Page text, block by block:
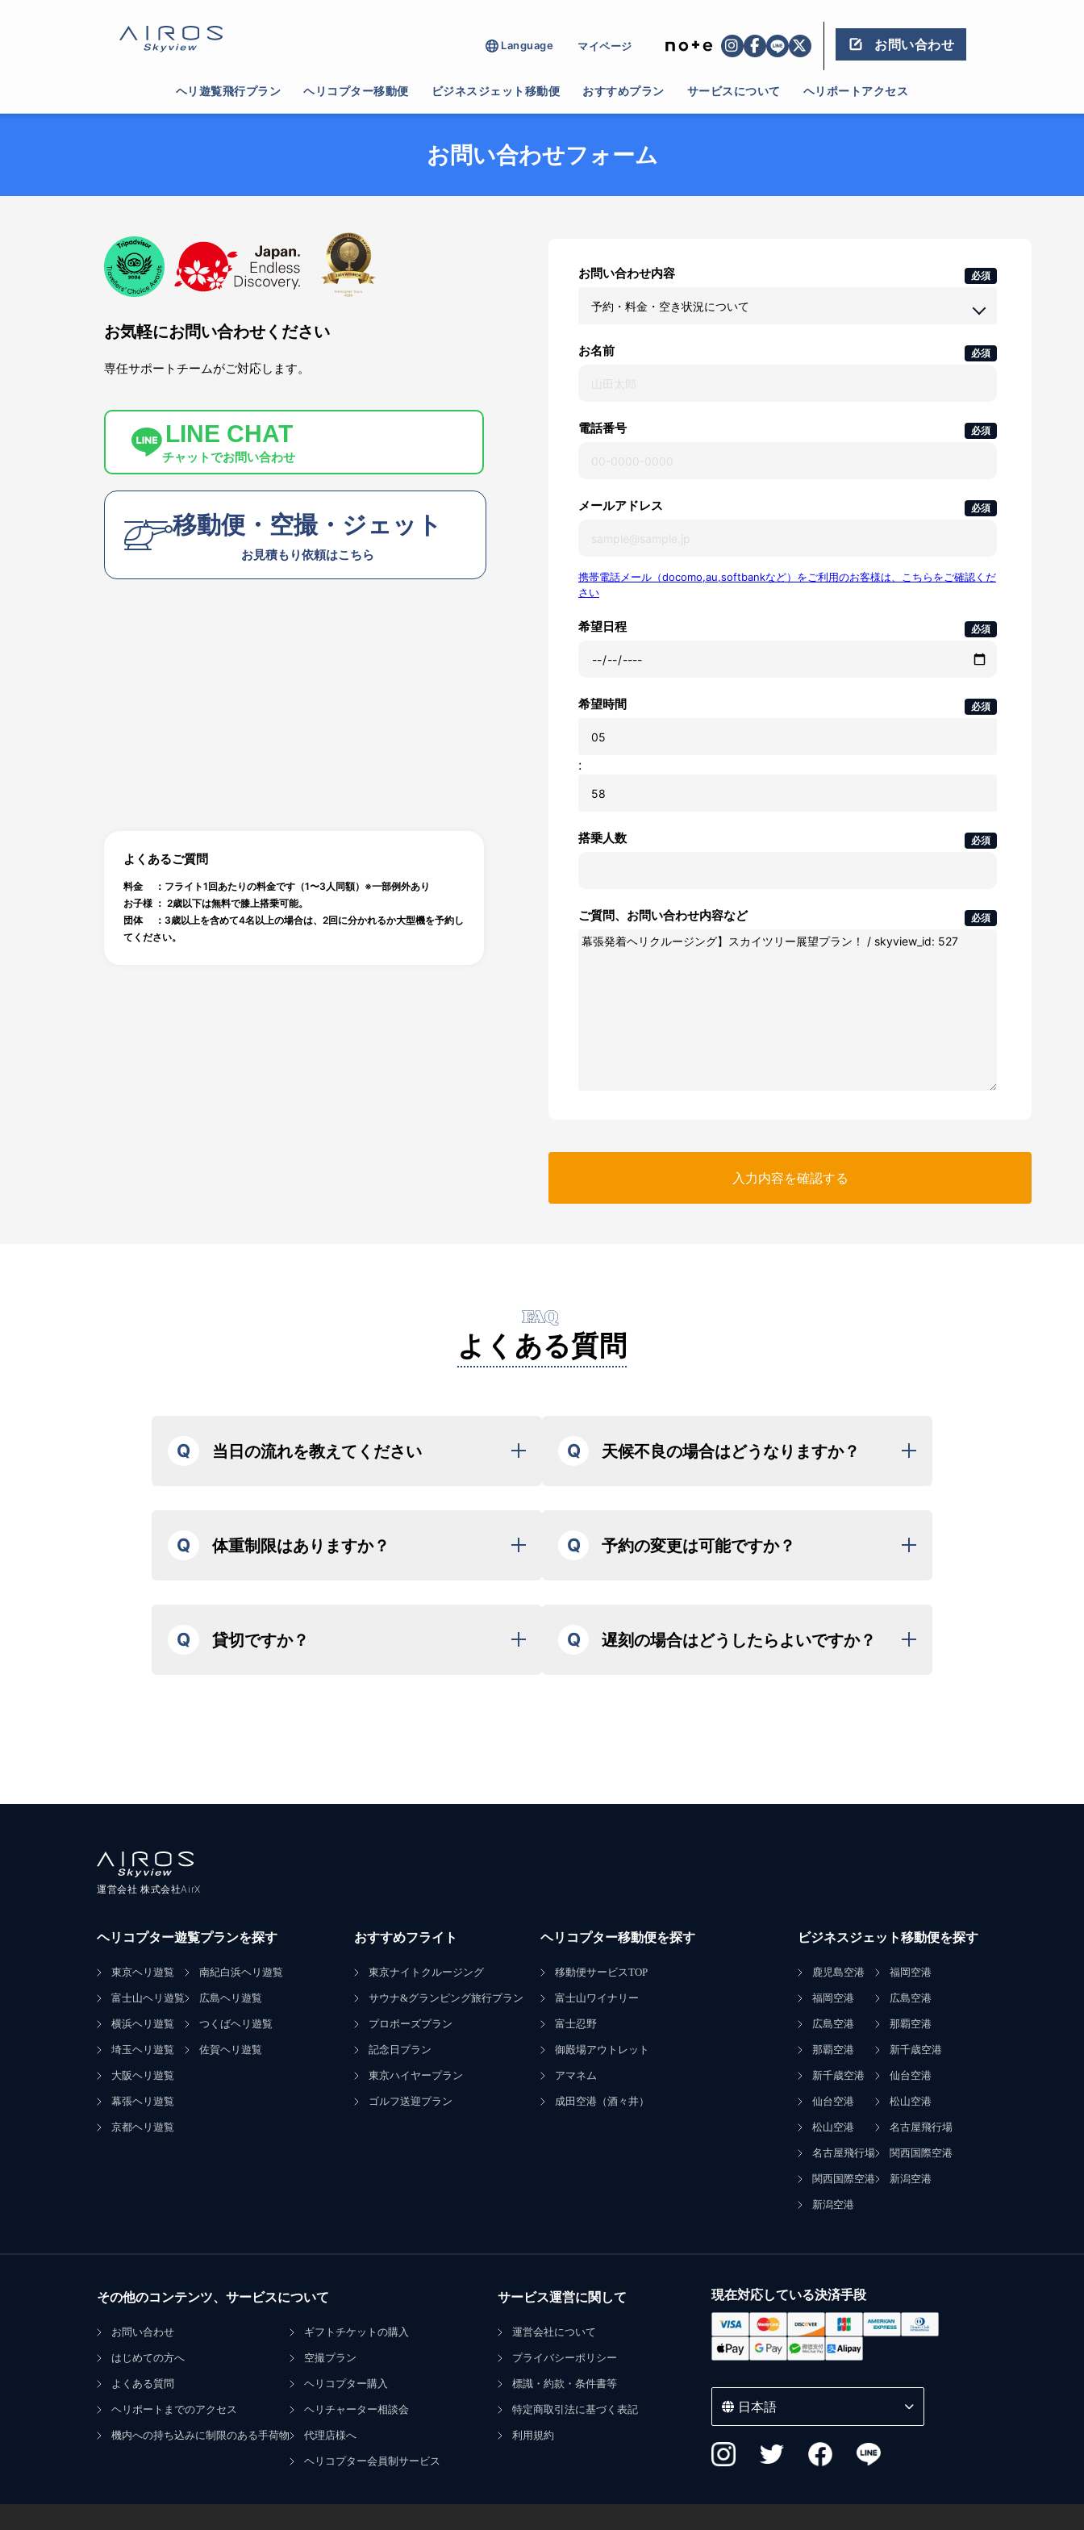
Language マイページ お問い合わせ
ヘリ遊覧飛行プラン ヘリコプター移動便 ビジネスジェット移動便 おすすめプラン サービスについて ヘリポートアクセス
お問い合わせフォーム
お気軽にお問い合わせください
専任サポートチームがご対応します。
LINE CHAT
チャットでお問い合わせ
移動便・空撮・ジェット
お見積もり依頼はこちら
お問い合わせ内容 必須
お名前 必須
電話番号 必須
メールアドレス 必須
携帯電話メール（docomo,au,softbankなど）をご利用のお客様は、こちらをご確認くだ
さい
希望日程 必須
希望時間 必須
:
搭乗人数 必須
ご質問、お問い合わせ内容など 必須
よくあるご質問
料金 ：フライト1回あたりの料金です（1〜3人同額）※一部例外あり
お子様 ： 2歳以下は無料で膝上搭乗可能。
団体 ：3歳以上を含めて4名以上の場合は、2回に分かれるか大型機を予約し
てください。
FAQ
よくある質問
Q 当日の流れを教えてください
②集合時間ちょうどに集合場所までお越しください。（早く着き
すぎると待ち時間が長い可能性がございます。）
⑤フライトをお楽しみいただいた後は記念撮影後すぐに解散とな
ります。
Q 天候不良の場合はどうなりますか？
※一部プラン・ご予約を除く
欠航の場合は、キャンセル料は発生しませんのでご安心ください。
Q 体重制限はありますか？
ロングコースなど例外もございますので、場合によってはお断りす
Q 予約の変更は可能ですか？
旅行予定日の3日前以降はキャンセルポリシーに準じ手数料が発生
いたします。
Q 貸切ですか？ Q 遅刻の場合はどうしたらよいですか？
運営会社 株式会社AirX
ヘリコプター遊覧プランを探す
東京ヘリ遊覧
富士山ヘリ遊覧
横浜ヘリ遊覧
埼玉ヘリ遊覧
大阪ヘリ遊覧
幕張ヘリ遊覧
京都ヘリ遊覧
南紀白浜ヘリ遊覧
広島ヘリ遊覧
つくばヘリ遊覧
佐賀ヘリ遊覧
おすすめフライト
東京ナイトクルージング
サウナ&グランピング旅行プラン
プロポーズプラン
記念日プラン
東京ハイヤープラン
ゴルフ送迎プラン
ヘリコプター移動便を探す
移動便サービスTOP
富士山ワイナリー
富士忍野
御殿場アウトレット
アマネム
成田空港（酒々井）
ビジネスジェット移動便を探す
鹿児島空港
福岡空港
広島空港
那覇空港
新千歳空港
仙台空港
松山空港
名古屋飛行場
関西国際空港
新潟空港
福岡空港
広島空港
那覇空港
新千歳空港
仙台空港
松山空港
名古屋飛行場
関西国際空港
新潟空港
その他のコンテンツ、サービスについて
お問い合わせ
はじめての方へ
よくある質問
ヘリポートまでのアクセス
機内への持ち込みに制限のある手荷物
ギフトチケットの購入
空撮プラン
ヘリコプター購入
ヘリチャーター相談会
代理店様へ
ヘリコプター会員制サービス
サービス運営に関して
運営会社について
プライバシーポリシー
標識・約款・条件書等
特定商取引法に基づく表記
利用規約
現在対応している決済手段
日本語